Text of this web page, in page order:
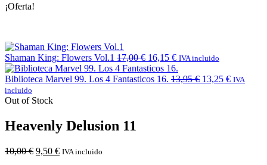
¡Oferta!
Shaman King: Flowers Vol.1 17,00€ 16,15 € IVA incluido
Biblioteca Marvel 99. Los 4 Fantasticos 16. 13,95€ 13,25 € IVA
incluido
Out of Stock
Heavenly Delusion 11
10,00€ 9,50 € IVA incluido